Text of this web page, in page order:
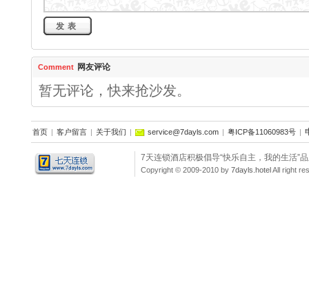
Comment 网友评论
暂无评论，快来抢沙发。
首页 | 客户留言 | 关于我们 | service@7dayls.com | 粤ICP备11060983号 |
7天连锁酒店积极倡导“快乐自主，我的生活”
Copyright © 2009-2010 by 7dayls.hotelAll right